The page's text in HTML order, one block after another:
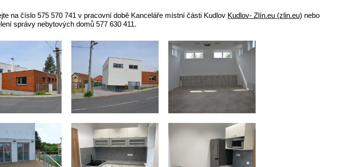
na číslo 575 570 741 v pracovní době Kanceláře místní části Kudlov Kudlov- Zlín.eu (zlin.eu) nebo
správy nebytových domů 577 630 411.